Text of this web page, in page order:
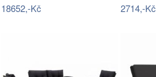
18652,-Kč 2714,-Kč